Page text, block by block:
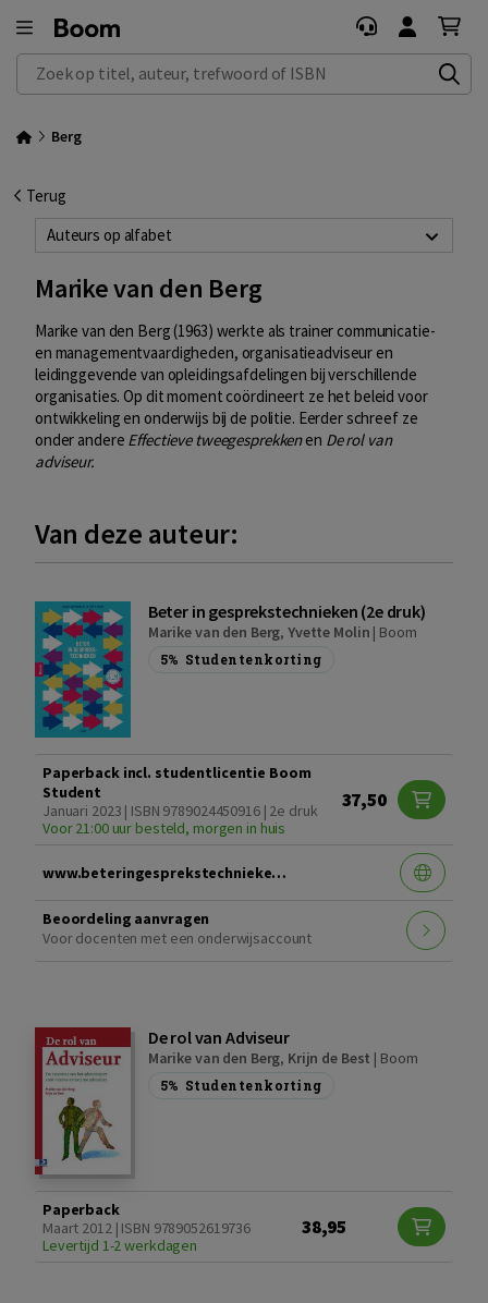
Zoek op titel, auteur, trefwoord of ISBN
Berg
Terug
Auteurs op alfabet
Marike van den Berg
Marike van den Berg (1963) werkte als trainer communicatie-
en managementvaardigheden, organisatieadviseur en
leidinggevende van opleidingsafdelingen bij verschillende
organisaties. Op dit moment coördineert ze het beleid voor
ontwikkeling en onderwijs bij de politie. Eerder schreef ze
onder andere Effectieve tweegesprekkenen De rol van
adviseur.
Van deze auteur:
Beter in gesprekstechnieken (2e druk)
Marike van den Berg, Yvette Molin | Boom
5% Studentenkorting
Paperback incl. studentlicentie Boom
Student
Januari 2023 | ISBN 9789024450916 | 2e druk
Voor 21:00 uur besteld, morgen in huis
37,50
www.beteringesprekstechnieken2edruk.nl
Beoordeling aanvragen
Voor docenten met een onderwijsaccount
De rol van Adviseur
Marike van den Berg, Krijn de Best | Boom
5% Studentenkorting
Paperback
Maart 2012 | ISBN 9789052619736
Levertijd 1-2 werkdagen
38,95